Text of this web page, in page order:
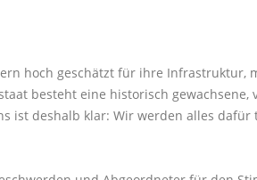
hoch geschätzt für ihre Infrastruktur,
besteht eine historisch
deshalb klar: Wir werden alles dafür